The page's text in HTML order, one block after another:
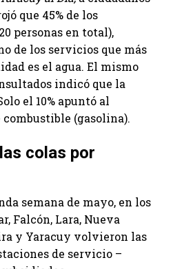
que 45% de los
personas en total),
de los servicios que más
es el agua. El mismo
indicó que la
el 10% apuntó al
(gasolina).
colas por
semana de mayo, en los
Falcón, Lara, Nueva
y Yaracuy volvieron las
de servicio –